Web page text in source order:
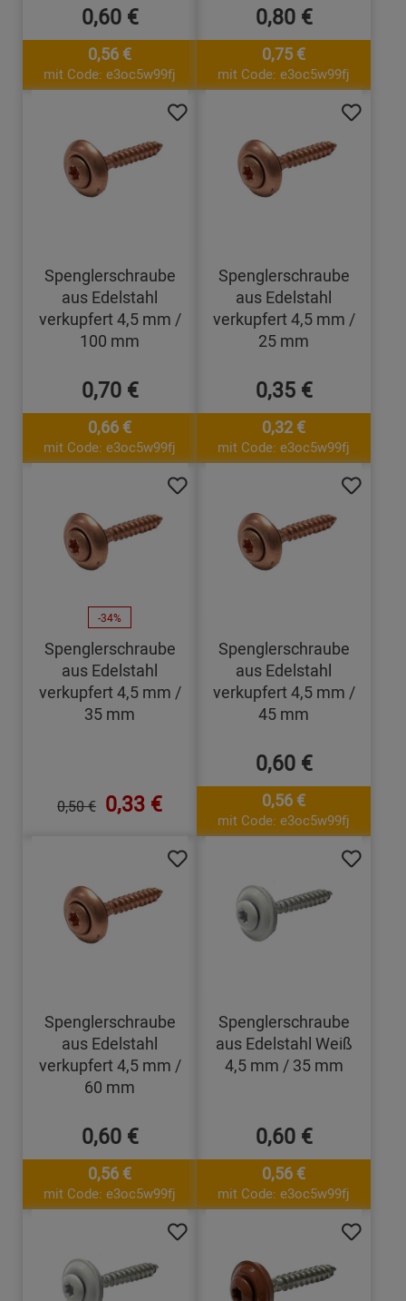
0,60 €
0,56 €
mit Code: e3oc5w99fj
0,80 €
0,75 €
mit Code: e3oc5w99fj
Spenglerschraube
aus Edelstahl
verkupfert 4,5 mm /
100 mm
0,70 €
0,66 €
mit Code: e3oc5w99fj
Spenglerschraube
aus Edelstahl
verkupfert 4,5 mm /
25 mm
0,35 €
0,32 €
mit Code: e3oc5w99fj
-34%
Spenglerschraube
aus Edelstahl
verkupfert 4,5 mm /
35 mm
0,50 € 0,33 €
Spenglerschraube
aus Edelstahl
verkupfert 4,5 mm /
45 mm
0,60 €
0,56 €
mit Code: e3oc5w99fj
Spenglerschraube
aus Edelstahl
verkupfert 4,5 mm /
60 mm
0,60 €
0,56 €
mit Code: e3oc5w99fj
Spenglerschraube
aus Edelstahl Weiß
4,5 mm / 35 mm
0,60 €
0,56 €
mit Code: e3oc5w99fj